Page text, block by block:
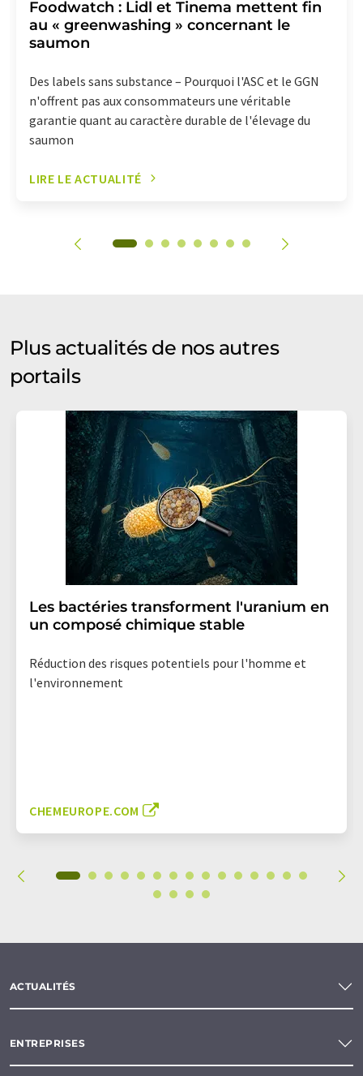
Foodwatch : Lidl et Tinema mettent fin
au « greenwashing » concernant le
saumon
Des labels sans substance – Pourquoi l'ASC et le GGN
n'offrent pas aux consommateurs une véritable
garantie quant au caractère durable de l'élevage du
saumon
LIRE LE ACTUALITÉ
Plus actualités de nos autres
portails
Les bactéries transforment l'uranium en
un composé chimique stable
Réduction des risques potentiels pour l'homme et
l'environnement
CHEMEUROPE.COM
ACTUALITÉS
ENTREPRISES